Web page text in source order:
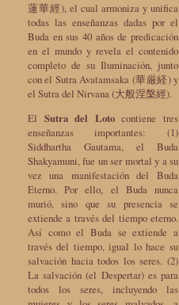
蓮華經), el cual armoniza y unifica
todas las enseñanzas dadas por el
Buda en sus 40 años de predicación
en el mundo y revela el contenido
completo de su Iluminación, junto
con el Sutra Avatamsaka (華厳経) y
el Sutra del Nirvana (大般涅槃經).
El Sutra del Lotocontiene tres
enseñanzas importantes: (1)
Siddhartha Gautama, el Buda
Shakyamuni, fue un ser mortal y a su
vez una manifestación del Buda
Eterno. Por ello, el Buda nunca
murió, sino que su presencia se
extiende a través del tiempo eterno.
Así como el Buda se extiende a
través del tiempo, igual lo hace su
salvación hacia todos los seres. (2)
La salvación (el Despertar) es para
todos los seres, incluyendo las